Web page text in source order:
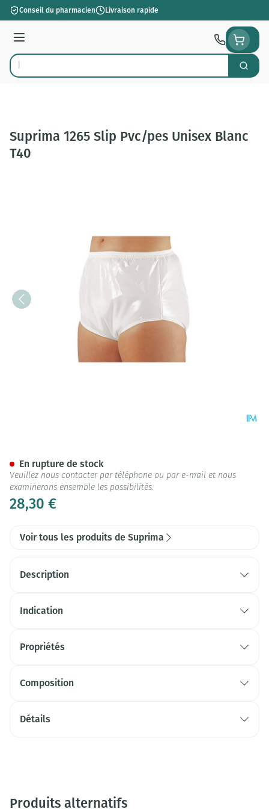
Aller au contenu
Conseil du pharmacien Livraison rapide
Menu
Rechercher
Suprima 1265 Slip Pvc/pes Unisex Blanc
T40
28,30 €
En rupture de stock
Veuillez nous contacter par téléphone ou par e-mail et nous
examinerons ensemble les possibilités.
Voir tous les produits de Suprima
Description
Indication
Propriétés
Composition
Détails
Produits alternatifs